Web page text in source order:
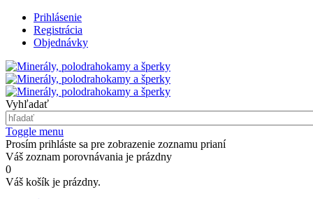
Prihlásenie
Registrácia
Objednávky
Vyhľadať
Toggle menu
Prosím prihláste sa pre zobrazenie zoznamu prianí
Váš zoznam porovnávania je prázdny
0
Váš košík je prázdny.